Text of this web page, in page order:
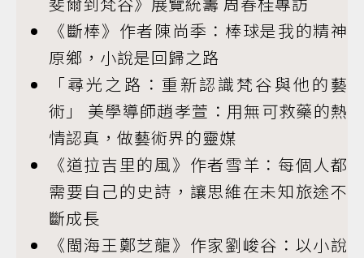
《斷棒》作者陳尚季：棒球是我的精神
原鄉，小說是回歸之路
「尋光之路：重新認識梵谷與他的藝
術」 美學導師趙孝萱：用無可救藥的熱
情認真，做藝術界的靈媒
《道拉吉里的風》作者雪羊：每個人都
需要自己的史詩，讓思維在未知旅途不
斷成長
《閩海王鄭芝龍》作家劉峻谷：以小說